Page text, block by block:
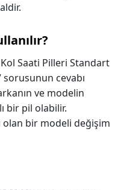
Kol Saati Pilleri Standart
sorusunun cevabı
ve modelin
bir pil olabilir.
olan bir modeli değişim